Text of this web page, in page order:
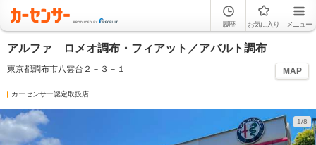
履歴 お気に入り メニュー
アルファ ロメオ調布・フィアット／アバルト調布
東京都調布市八雲台２－３－１ MAP
カーセンサー認定取扱店
1/8